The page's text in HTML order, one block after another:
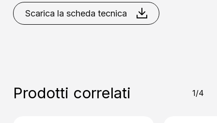
Collocazione: A Parete
Scarica la scheda tecnica
Prodotti correlati 1/4